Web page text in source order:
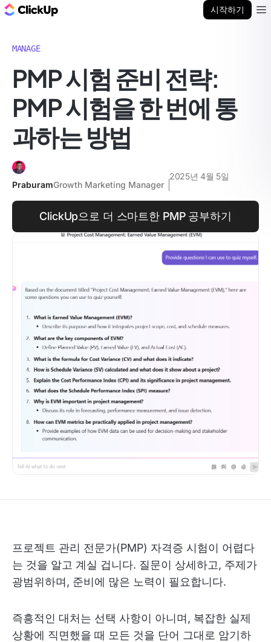
시작하기
MANAGE
PMP 시험 준비 전략:
PMP 시험을 한 번에 통
과하는 방법
PraburamGrowth Marketing Manager
2025년 4월 5일
ClickUp으로 더 스마트한 PMP 공부하기
프로젝트 관리 전문가(PMP) 자격증 시험이 어렵다
는 것을 알고 계실 겁니다. 질문이 상세하고, 주제가
광범위하며, 준비에 많은 노력이 필요합니다.
즉흥적인 대처는 선택 사항이 아니며, 복잡한 실제
상황에 직면했을 때 모든 것을 단어 그대로 암기하